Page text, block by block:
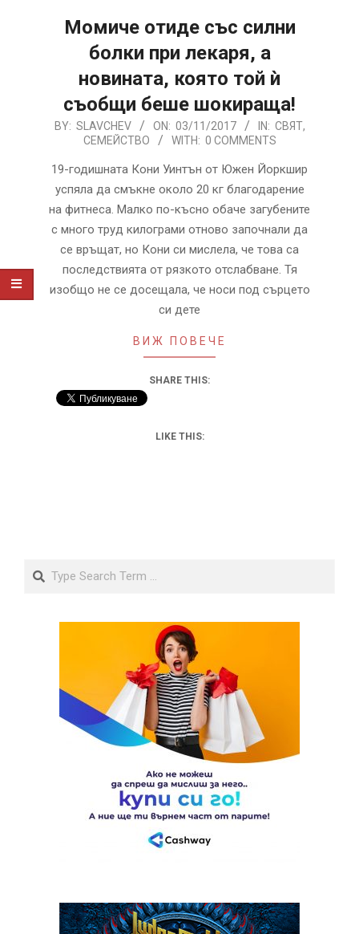
Момиче отиде със силни
болки при лекаря, а
новината, която той ѝ
съобщи беше шокираща!
2017-
03
BY: SLAVCHEV ON: 03/11/2017 IN: СВЯТ,
СЕМЕЙСТВО
WITH: 0 COMMENTS
19-годишната Кони Уинтън от Южен Йоркшир
успяла да смъкне около 20 кг благодарение
на фитнеса. Малко по-късно обаче загубените
с много труд килограми отново започнали да
се връщат, но Кони си мислела, че това са
последствията от рязкото отслабване. Тя
изобщо не се досещала, че носи под сърцето
си дете
ВИЖ ПОВЕЧЕ
SHARE THIS:
LIKE THIS:
Search